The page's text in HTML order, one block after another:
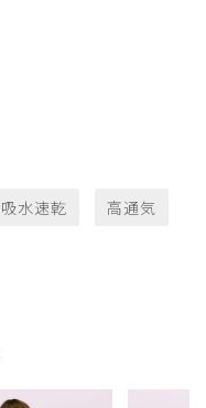
吸水速乾 高通気